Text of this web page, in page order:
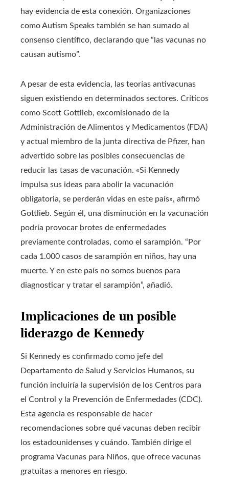
hay evidencia de esta conexión. Organizaciones
como Autism Speaks también se han sumado al
consenso científico, declarando que “las vacunas no
causan autismo”.
A pesar de esta evidencia, las teorías antivacunas
siguen existiendo en determinados sectores. Críticos
como Scott Gottlieb, excomisionado de la
Administración de Alimentos y Medicamentos (FDA)
y actual miembro de la junta directiva de Pfizer, han
advertido sobre las posibles consecuencias de
reducir las tasas de vacunación. «Si Kennedy
impulsa sus ideas para abolir la vacunación
obligatoria, se perderán vidas en este país», afirmó
Gottlieb. Según él, una disminución en la vacunación
podría provocar brotes de enfermedades
previamente controladas, como el sarampión. “Por
cada 1.000 casos de sarampión en niños, hay una
muerte. Y en este país no somos buenos para
diagnosticar y tratar el sarampión”, añadió.
Implicaciones de un posible
liderazgo de Kennedy
Si Kennedy es confirmado como jefe del
Departamento de Salud y Servicios Humanos, su
función incluiría la supervisión de los Centros para
el Control y la Prevención de Enfermedades (CDC).
Esta agencia es responsable de hacer
recomendaciones sobre qué vacunas deben recibir
los estadounidenses y cuándo. También dirige el
programa Vacunas para Niños, que ofrece vacunas
gratuitas a menores en riesgo.